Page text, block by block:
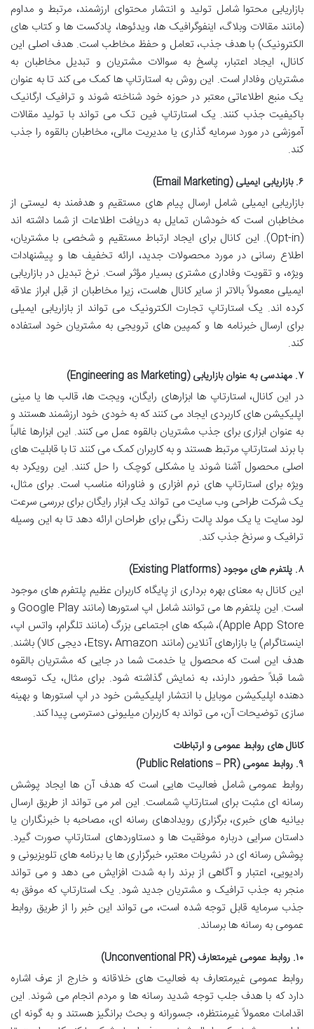
بازاریابی محتوا شامل تولید و انتشار محتوای ارزشمند، مرتبط و مداوم
(مانند مقالات وبلاگ، اینفوگرافیک ها، ویدئوها، پادکست ها و کتاب های
الکترونیک) با هدف جذب، تعامل و حفظ مخاطب است. هدف اصلی این
کانال، ایجاد اعتبار، پاسخ به سوالات مشتریان و تبدیل مخاطبان به
مشتریان وفادار است. این روش به استارتاپ ها کمک می کند تا به عنوان
یک منبع اطلاعاتی معتبر در حوزه خود شناخته شوند و ترافیک ارگانیک
باکیفیت جذب کنند. یک استارتاپ فین تک می تواند با تولید مقالات
آموزشی در مورد سرمایه گذاری یا مدیریت مالی، مخاطبان بالقوه را جذب
کند.
۶. بازاریابی ایمیلی (Email Marketing)
بازاریابی ایمیلی شامل ارسال پیام های مستقیم و هدفمند به لیستی از
مخاطبان است که خودشان تمایل به دریافت اطلاعات از شما داشته اند
(Opt-in). این کانال برای ایجاد ارتباط مستقیم و شخصی با مشتریان،
اطلاع رسانی در مورد محصولات جدید، ارائه تخفیف ها و پیشنهادات
ویژه، و تقویت وفاداری مشتری بسیار مؤثر است. نرخ تبدیل در بازاریابی
ایمیلی معمولاً بالاتر از سایر کانال هاست، زیرا مخاطبان از قبل ابراز علاقه
کرده اند. یک استارتاپ تجارت الکترونیک می تواند از بازاریابی ایمیلی
برای ارسال خبرنامه ها و کمپین های ترویجی به مشتریان خود استفاده
کند.
۷. مهندسی به عنوان بازاریابی (Engineering as Marketing)
در این کانال، استارتاپ ها ابزارهای رایگان، ویجت ها، قالب ها یا مینی
اپلیکیشن های کاربردی ایجاد می کنند که به خودی خود ارزشمند هستند و
به عنوان ابزاری برای جذب مشتریان بالقوه عمل می کنند. این ابزارها غالباً
با برند استارتاپ مرتبط هستند و به کاربران کمک می کنند تا با قابلیت های
اصلی محصول آشنا شوند یا مشکلی کوچک را حل کنند. این رویکرد به
ویژه برای استارتاپ های نرم افزاری و فناورانه مناسب است. برای مثال،
یک شرکت طراحی وب سایت می تواند یک ابزار رایگان برای بررسی سرعت
لود سایت یا یک مولد پالت رنگی برای طراحان ارائه دهد تا به این وسیله
ترافیک و سرنخ جذب کند.
۸. پلتفرم های موجود (Existing Platforms)
این کانال به معنای بهره برداری از پایگاه کاربران عظیم پلتفرم های موجود
است. این پلتفرم ها می توانند شامل اپ استورها (مانند Google Play و
Apple App Store)، شبکه های اجتماعی بزرگ (مانند تلگرام، واتس اپ،
اینستاگرام) یا بازارهای آنلاین (مانند Etsy، Amazon، دیجی کالا) باشند.
هدف این است که محصول یا خدمت شما در جایی که مشتریان بالقوه
شما قبلاً حضور دارند، به نمایش گذاشته شود. برای مثال، یک توسعه
دهنده اپلیکیشن موبایل با انتشار اپلیکیشن خود در اپ استورها و بهینه
سازی توضیحات آن، می تواند به کاربران میلیونی دسترسی پیدا کند.
کانال های روابط عمومی و ارتباطات
۹. روابط عمومی (Public Relations – PR)
روابط عمومی شامل فعالیت هایی است که هدف آن ها ایجاد پوشش
رسانه ای مثبت برای استارتاپ شماست. این امر می تواند از طریق ارسال
بیانیه های خبری، برگزاری رویدادهای رسانه ای، مصاحبه با خبرنگاران یا
داستان سرایی درباره موفقیت ها و دستاوردهای استارتاپ صورت گیرد.
پوشش رسانه ای در نشریات معتبر، خبرگزاری ها یا برنامه های تلویزیونی و
رادیویی، اعتبار و آگاهی از برند را به شدت افزایش می دهد و می تواند
منجر به جذب ترافیک و مشتریان جدید شود. یک استارتاپ که موفق به
جذب سرمایه قابل توجه شده است، می تواند این خبر را از طریق روابط
عمومی به رسانه ها برساند.
۱۰. روابط عمومی غیرمتعارف (Unconventional PR)
روابط عمومی غیرمتعارف به فعالیت های خلاقانه و خارج از عرف اشاره
دارد که با هدف جلب توجه شدید رسانه ها و مردم انجام می شوند. این
اقدامات معمولاً غیرمنتظره، جسورانه و بحث برانگیز هستند و به گونه ای